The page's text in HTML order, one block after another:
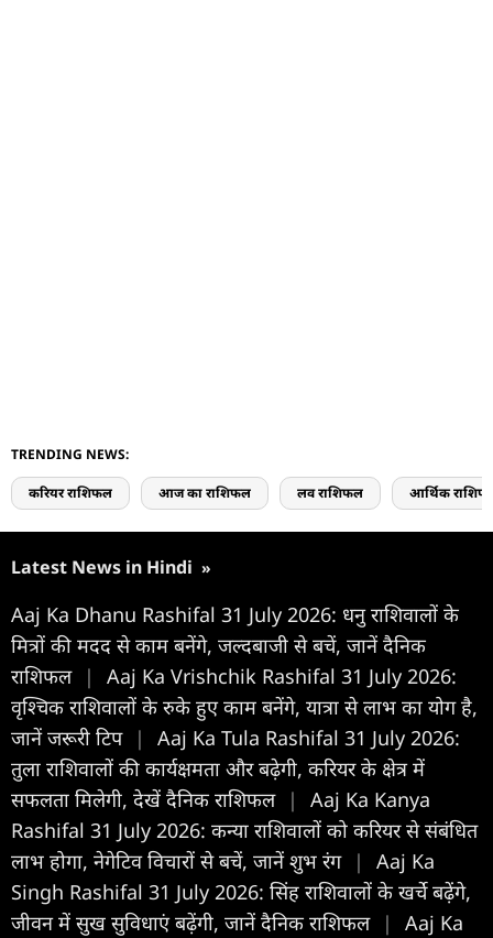
TRENDING NEWS:
करियर राशिफल आज का राशिफल लव राशिफल आर्थिक
Latest News in Hindi »
Aaj Ka Dhanu Rashifal 31 July 2026: धनु राशिवालों के
मित्रों की मदद से काम बनेंगे, जल्दबाजी से बचें, जानें दैनिक
राशिफल |
Aaj Ka Vrishchik Rashifal 31 July 2026:
वृश्चिक राशिवालों के रुके हुए काम बनेंगे, यात्रा से लाभ का योग है,
जानें जरूरी टिप |
Aaj Ka Tula Rashifal 31 July 2026:
तुला राशिवालों की कार्यक्षमता और बढ़ेगी, करियर के क्षेत्र में
सफलता मिलेगी, देखें दैनिक राशिफल |
Aaj Ka Kanya
Rashifal 31 July 2026: कन्या राशिवालों को करियर से संबंधित
लाभ होगा, नेगेटिव विचारों से बचें, जानें शुभ रंग |
Aaj Ka
Singh Rashifal 31 July 2026: सिंह राशिवालों के खर्चे बढ़ेंगे,
जीवन में सुख सुविधाएं बढ़ेंगी, जानें दैनिक राशिफल |
Aaj Ka